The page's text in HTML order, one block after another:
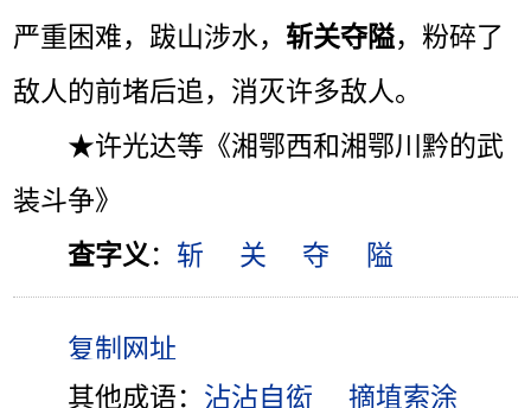
严重困难，跋山涉水， 斩关夺隘，粉碎了
敌人的前堵后追，消灭许多敌人。
★许光达等《湘鄂西和湘鄂川黔的武
装斗争》
查字义 ： 斩 关 夺 隘
其他成语： 沾沾自衒 摘埴索涂